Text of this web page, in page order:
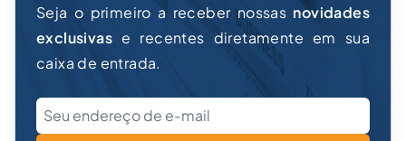
Seja o primeiro a receber nossas novidades
exclusivas e recentes diretamente em sua
caixa de entrada.